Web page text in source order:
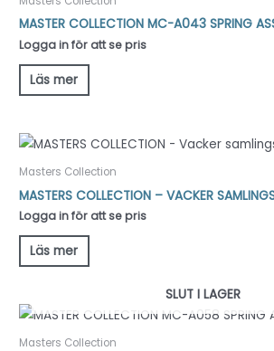
MASTER COLLECTION MC-A043 SPRING
Logga in för att se pris
Läs mer
Masters Collection
MASTERS COLLECTION – VACKER
Logga in för att se pris
Läs mer
SLUT I LAGER
Masters Collection